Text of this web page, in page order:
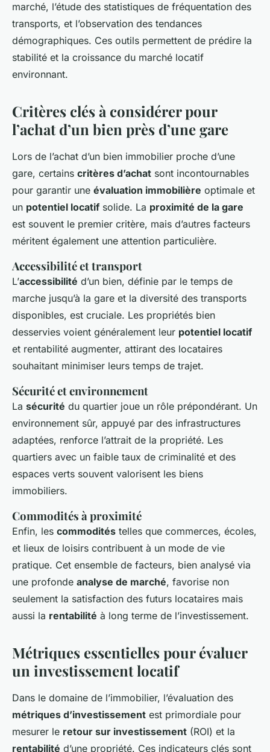
marché, l’étude des statistiques de fréquentation des
transports, et l’observation des tendances
démographiques. Ces outils permettent de prédire la
stabilité et la croissance du marché locatif
environnant.
Critères clés à considérer pour
l’achat d’un bien près d’une gare
Lors de l’achat d’un bien immobilier proche d’une
gare, certains critères d’achat sont incontournables
pour garantir une évaluation immobilière optimale et
un potentiel locatif solide. La proximité de la gare
est souvent le premier critère, mais d’autres facteurs
méritent également une attention particulière.
Accessibilité et transport
L’accessibilité d’un bien, définie par le temps de
marche jusqu’à la gare et la diversité des transports
disponibles, est cruciale. Les propriétés bien
desservies voient généralement leur potentiel locatif
et rentabilité augmenter, attirant des locataires
souhaitant minimiser leurs temps de trajet.
Sécurité et environnement
La sécurité du quartier joue un rôle prépondérant. Un
environnement sûr, appuyé par des infrastructures
adaptées, renforce l’attrait de la propriété. Les
quartiers avec un faible taux de criminalité et des
espaces verts souvent valorisent les biens
immobiliers.
Commodités à proximité
Enfin, les commodités telles que commerces, écoles,
et lieux de loisirs contribuent à un mode de vie
pratique. Cet ensemble de facteurs, bien analysé via
une profonde analyse de marché, favorise non
seulement la satisfaction des futurs locataires mais
aussi la rentabilité à long terme de l’investissement.
Métriques essentielles pour évaluer
un investissement locatif
Dans le domaine de l’immobilier, l’évaluation des
métriques d’investissement est primordiale pour
mesurer le retour sur investissement (ROI) et la
rentabilité d’une propriété. Ces indicateurs clés sont